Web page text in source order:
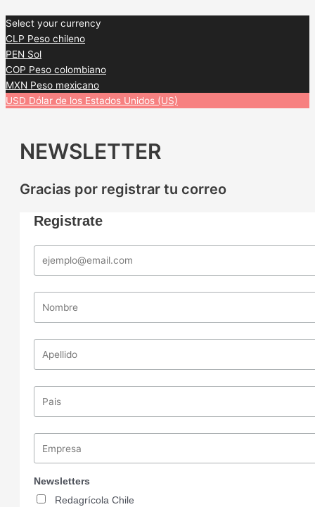
Select your currency
CLP Peso chileno
PEN Sol
COP Peso colombiano
MXN Peso mexicano
USD Dólar de los Estados Unidos (US)
NEWSLETTER
Gracias por registrar tu correo
Registrate
Newsletters
Redagrícola Chile